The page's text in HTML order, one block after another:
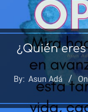
¿Quién
By: Asun Adá